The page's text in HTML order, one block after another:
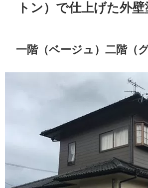
トン）で仕上げた外壁
一階（ベージュ）二階（グ